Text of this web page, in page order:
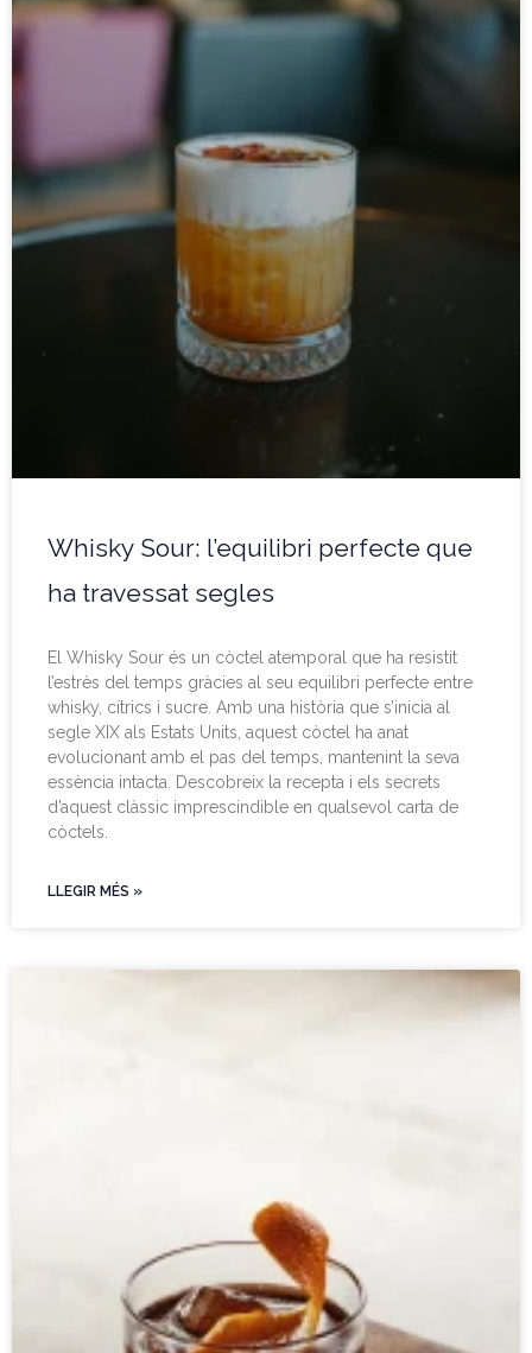
Whisky Sour: l’equilibri perfecte que
ha travessat segles
El Whisky Sour és un còctel atemporal que ha resistit
l’estrès del temps gràcies al seu equilibri perfecte entre
whisky, cítrics i sucre. Amb una història que s’inicia al
segle XIX als Estats Units, aquest còctel ha anat
evolucionant amb el pas del temps, mantenint la seva
essència intacta. Descobreix la recepta i els secrets
d’aquest clàssic imprescindible en qualsevol carta de
còctels.
LLEGIR MÉS »